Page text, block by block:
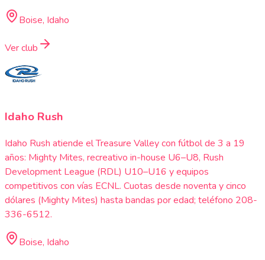
Boise, Idaho
Ver club
Idaho Rush
Idaho Rush atiende el Treasure Valley con fútbol de 3 a 19
años: Mighty Mites, recreativo in-house U6–U8, Rush
Development League (RDL) U10–U16 y equipos
competitivos con vías ECNL. Cuotas desde noventa y cinco
dólares (Mighty Mites) hasta bandas por edad; teléfono 208-
336-6512.
Boise, Idaho